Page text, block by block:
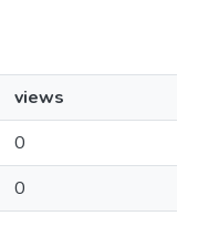
views
0
0